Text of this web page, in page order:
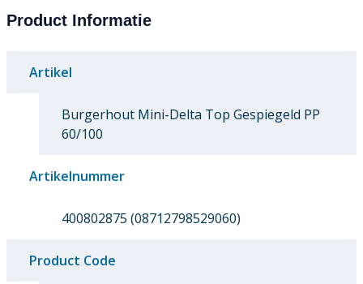
Product Informatie
Artikel
Burgerhout Mini-Delta Top Gespiegeld PP
60/100
Artikelnummer
400802875 (08712798529060)
Product Code